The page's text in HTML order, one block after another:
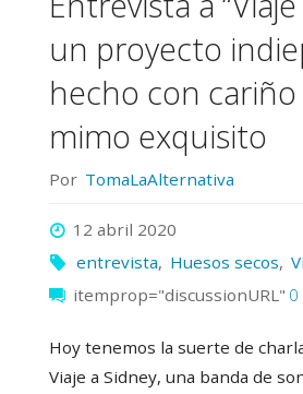
un proyecto
hecho con
mimo exquisito
Por TomaLaAlternativa
12 abril 2020
entrevista, Huesos secos,
itemprop="discussionURL" 0
Hoy tenemos la suerte de
Viaje a Sidney, una banda de